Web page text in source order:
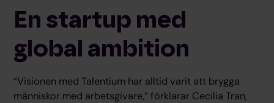
En startup med
global ambition
”Visionen med Talentium har alltid varit att brygga
människor med arbetsgivare,” förklarar Cecilia Tran,